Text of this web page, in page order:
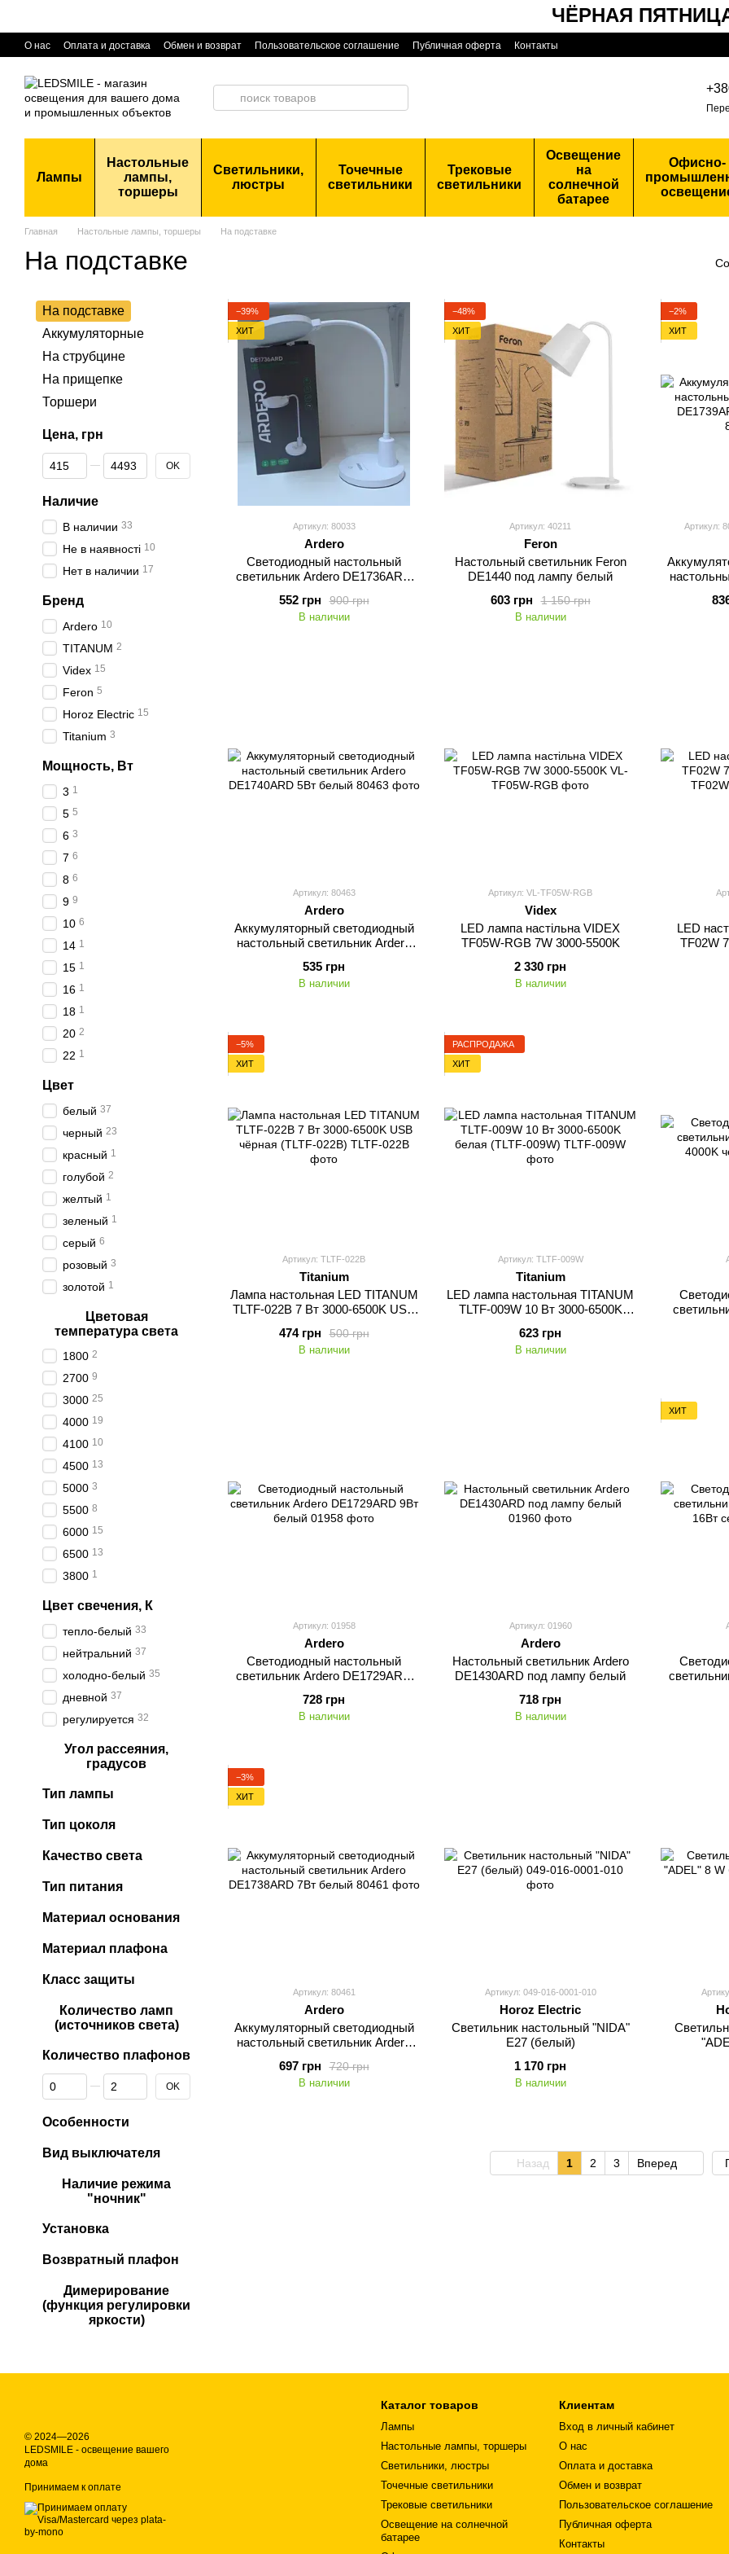
ЧЁРНАЯ ПЯТНИЦА!
О нас Оплата и доставка Обмен и возврат Пользовательское соглашение Публичная оферта Контакты
Лампы
Настольные
лампы,
торшеры
Светильники,
люстры
Точечные
светильники
Трековые
светильники
Освещение
на
солнечной
батарее
Офисно-
Главная Настольные лампы, торшеры На подставке
На подставке
−39%
ХИТ
Артикул: 80033
Ardero
Светодиодный настольный
светильник Ardero DE1736ARD
900 грн
552 грн
В наличии
−48%
ХИТ
Артикул: 40211
Feron
Настольный светильник Feron
DE1440 под лампу белый
1 150 грн
603 грн
В наличии
−2%
ХИТ
Артикул:
Артикул: 80463
Ardero
Аккумуляторный светодиодный
настольный светильник Ardero
535 грн
В наличии
Артикул: VL-TF05W-RGB
Videx
LED лампа настiльна VIDEX
TF05W-RGB 7W 3000-5500K
2 330 грн
В наличии
LED
TF02W
−5%
ХИТ
Артикул: TLTF-022B
Titanium
Лампа настольная LED TITANUM
TLTF-022B 7 Вт 3000-6500K USB
500 грн
474 грн
В наличии
РАСПРОДАЖА
ХИТ
Артикул: TLTF-009W
Titanium
LED лампа настольная TITANUM
TLTF-009W 10 Вт 3000-6500K
623 грн
В наличии
Артикул: 01958
Ardero
Светодиодный настольный
светильник Ardero DE1729ARD
728 грн
В наличии
Артикул: 01960
Ardero
Настольный светильник Ardero
DE1430ARD под лампу белый
718 грн
В наличии
ХИТ
−3%
ХИТ
Артикул: 80461
Ardero
Аккумуляторный светодиодный
настольный светильник Ardero
720 грн
697 грн
В наличии
Артикул: 049-016-0001-010
Horoz Electric
Светильник настольный "NIDA"
E27 (белый)
1 170 грн
В наличии
Назад 1 2 3 Вперед
На подставке
Аккумуляторные
На струбцине
На прищепке
Торшери
Цена, грн
От Цена, грн
До Цена, грн OK
Наличие
В наличии 33
Не в наявності 10
Нет в наличии 17
Бренд
Ardero 10
TITANUM 2
Videx 15
Feron 5
Horoz Electric 15
Titanium 3
Мощность, Вт
3 1
5 5
6 3
7 6
8 6
9 9
10 6
14 1
15 1
16 1
18 1
20 2
22 1
Цвет
белый 37
черный 23
красный 1
голубой 2
желтый 1
зеленый 1
серый 6
розовый 3
золотой 1
Цветовая
температура света
1800 2
2700 9
3000 25
4000 19
4100 10
4500 13
5000 3
5500 8
6000 15
6500 13
3800 1
Цвет свечения, К
тепло-белый 33
нейтральний 37
холодно-белый 35
дневной 37
регулируется 32
Угол рассеяния,
градусов
Тип лампы
Тип цоколя
Качество света
Тип питания
Материал основания
Материал плафона
Класс защиты
Количество ламп
(источников света)
Количество плафонов
От Количество плафонов
До Количество плафонов
OK
Особенности
Вид выключателя
Наличие режима
"ночник"
Установка
Возвратный плафон
Димерирование
(функция регулировки
яркости)
© 2024—2026
LEDSMILE - освещение вашего
дома
Принимаем к оплате
Каталог товаров
Лампы
Настольные лампы, торшеры
Светильники, люстры
Точечные светильники
Трековые светильники
Освещение на солнечной
батарее
Клиентам
Вход в личный кабинет
О нас
Оплата и доставка
Обмен и возврат
Пользовательское соглашение
Публичная оферта
Контакты